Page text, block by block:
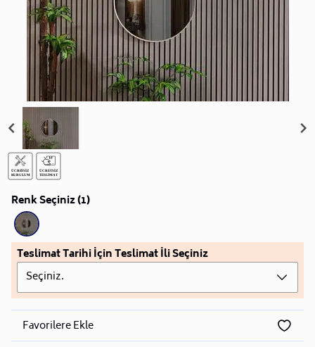
Renk Seçiniz (1)
Teslimat Tarihi İçin Teslimat İli Seçiniz
Seçiniz.
Favorilere Ekle